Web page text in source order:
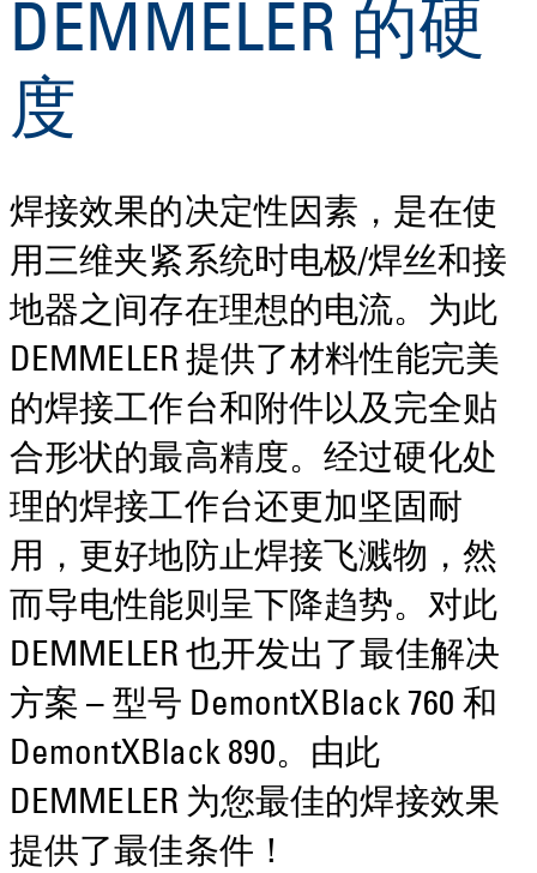
DEMMELER 的硬
度
焊接效果的决定性因素，是在使
用三维夹紧系统时电极/焊丝和接
地器之间存在理想的电流。为此
DEMMELER 提供了材料性能完美
的焊接工作台和附件以及完全贴
合形状的最高精度。经过硬化处
理的焊接工作台还更加坚固耐
用，更好地防止焊接飞溅物，然
而导电性能则呈下降趋势。对此
DEMMELER 也开发出了最佳解决
方案 – 型号 DemontXBlack 760 和
DemontXBlack 890。由此
DEMMELER 为您最佳的焊接效果
提供了最佳条件！